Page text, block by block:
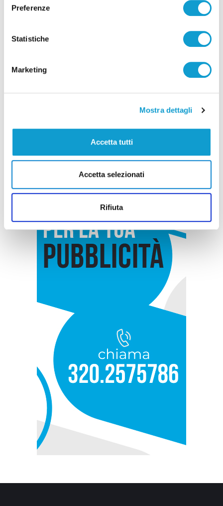
Preferenze
Statistiche
Marketing
Mostra dettagli
Accetta tutti
Accetta selezionati
Rifiuta
Falconara - Annega a 12 anni, aperto un
fascicolo ma nessun indagato